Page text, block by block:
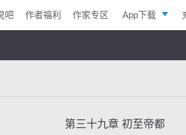
吧 作者福利 作家专区 App下载
第三十九章 初至帝都